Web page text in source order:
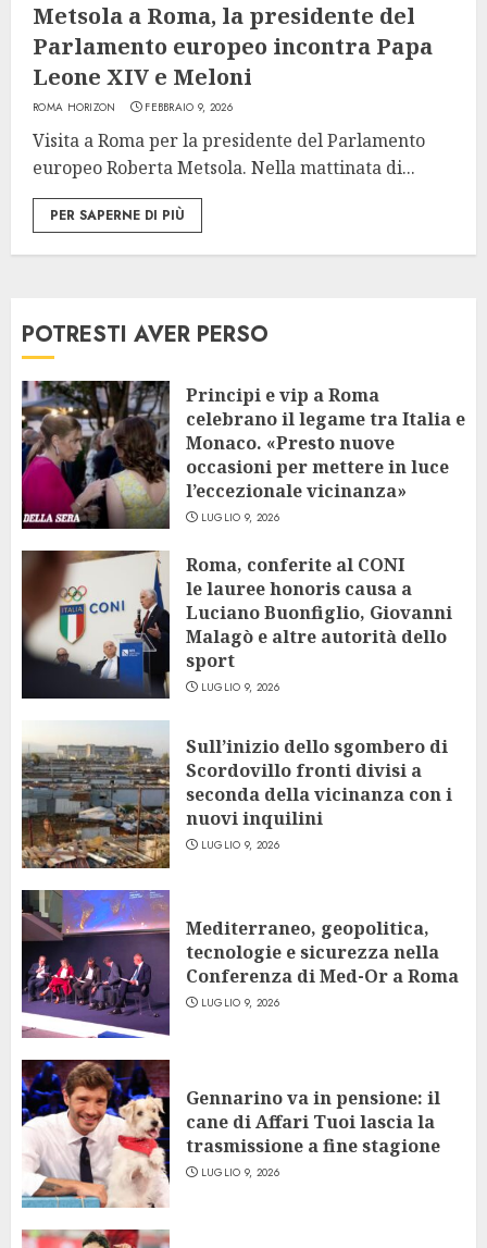
Metsola a Roma, la presidente del
Parlamento europeo incontra Papa
Leone XIV e Meloni
ROMA HORIZON FEBBRAIO 9, 2026
Visita a Roma per la presidente del Parlamento
europeo Roberta Metsola. Nella mattinata di...
PER SAPERNE DI PIÙ
POTRESTI AVER PERSO
Principi e vip a Roma
celebrano il legame tra Italia e
Monaco. «Presto nuove
occasioni per mettere in luce
l’eccezionale vicinanza»
LUGLIO 9, 2026
Roma, conferite al CONI
le lauree honoris causa a
Luciano Buonfiglio, Giovanni
Malagò e altre autorità dello
sport
LUGLIO 9, 2026
Sull’inizio dello sgombero di
Scordovillo fronti divisi a
seconda della vicinanza con i
nuovi inquilini
LUGLIO 9, 2026
Mediterraneo, geopolitica,
tecnologie e sicurezza nella
Conferenza di Med-Or a Roma
LUGLIO 9, 2026
Gennarino va in pensione: il
cane di Affari Tuoi lascia la
trasmissione a fine stagione
LUGLIO 9, 2026